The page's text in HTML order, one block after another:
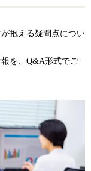
抱える疑問点につい
を、Q&A形式でご